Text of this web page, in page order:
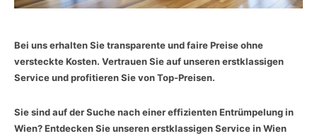
Bei uns erhalten Sie transparente und faire Preise ohne
versteckte Kosten. Vertrauen Sie auf unseren erstklassigen
Service und profitieren Sie von Top-Preisen.
Sie sind auf der Suche nach einer effizienten Entrümpelung in
Wien? Entdecken Sie unseren erstklassigen Service in Wien